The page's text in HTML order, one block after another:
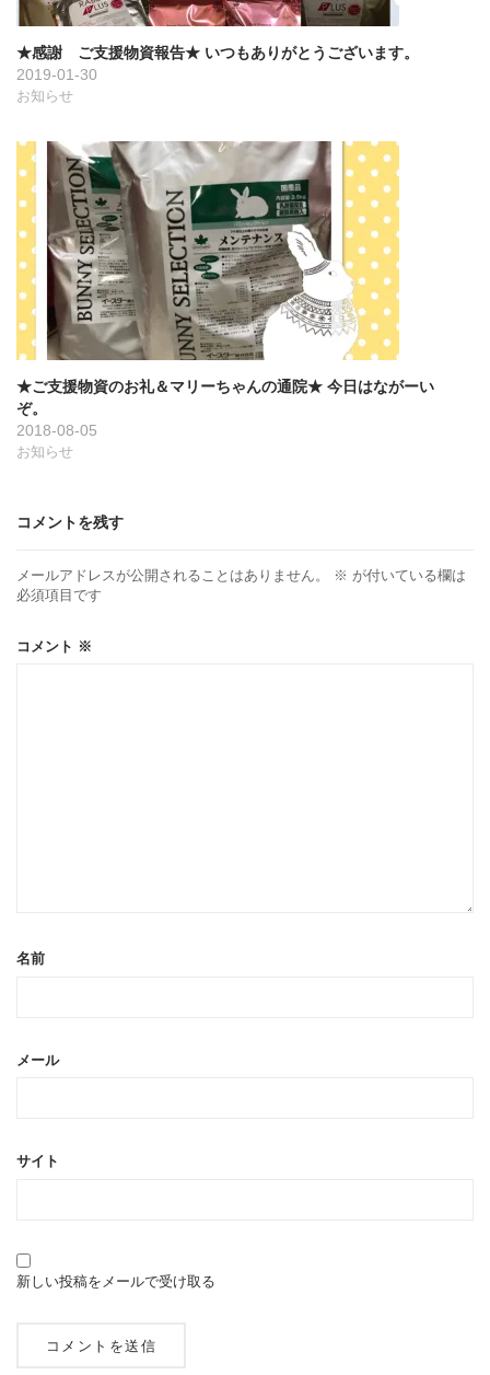
★感謝 ご支援物資報告★ いつもありがとうございます。
2019-01-30
お知らせ
★ご支援物資のお礼＆マリーちゃんの通院★ 今日はながーい
ぞ。
2018-08-05
お知らせ
コメントを残す
メールアドレスが公開されることはありません。 ※ が付いている欄は
必須項目です
コメント ※
名前
メール
サイト
新しい投稿をメールで受け取る